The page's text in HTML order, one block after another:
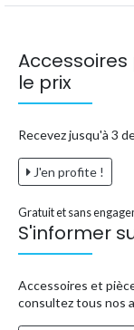
le prix
Recevez jusqu'à 3
J'en profite !
Gratuit et sans
S'informer
Accessoires et
consultez tous nos